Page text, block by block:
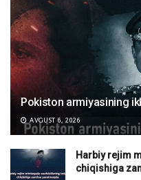
Pokiston armiyasining
AVGUST 6, 2026
Harbiy rejim
chiqishiga